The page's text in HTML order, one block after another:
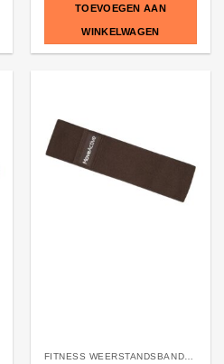
TOEVOEGEN AAN
WINKELWAGEN
FITNESS WEERSTANDSBANDEN